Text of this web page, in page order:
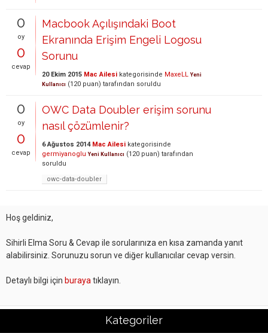
0
oy
0
cevap
Macbook Açılışındaki Boot
Ekranında Erişim Engeli Logosu
Sorunu
20 Ekim 2015 Mac Ailesi kategorisinde MaxeLL Yeni
Kullanıcı (120 puan) tarafından soruldu
0
oy
0
cevap
OWC Data Doubler erişim sorunu
nasıl çözümlenir?
6 Ağustos 2014 Mac Ailesi kategorisinde
germiyanoglu Yeni Kullanıcı (120 puan) tarafından
soruldu
owc-data-doubler
Hoş geldiniz,
Sihirli Elma Soru & Cevap ile sorularınıza en kısa zamanda yanıt
alabilirsiniz. Sorunuzu sorun ve diğer kullanıcılar cevap versin.
Detaylı bilgi için buraya tıklayın.
Kategoriler